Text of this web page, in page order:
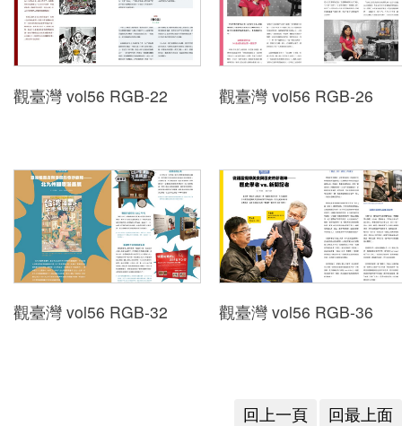
Việt Nam
觀臺灣 vol56 RGB-22 觀臺灣 vol56 RGB-26
觀臺灣 vol56 RGB-32 觀臺灣 vol56 RGB-36
回上一頁
回最上面